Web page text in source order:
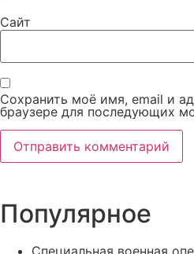
Сайт
Сохранить моё имя, email и
браузере для последующих
Популярное